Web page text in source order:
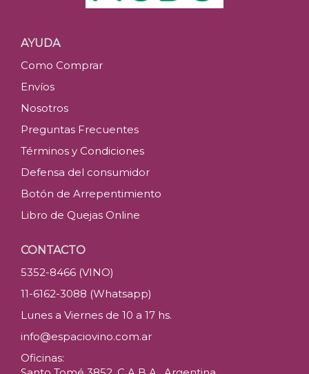
AYUDA
Como Comprar
Envíos
Nosotros
Preguntas Frecuentes
Términos y Condiciones
Defensa del consumidor
Botón de Arrepentimiento
Libro de Quejas Online
CONTACTO
5352-8466 (VINO)
11-6162-3088 (Whatsapp)
Lunes a Viernes de 10 a 17 hs.
info@espaciovino.com.ar
Oficinas: